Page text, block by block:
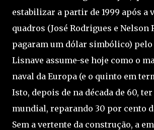
estabilizar a partir de 1999 após a
quadros (José Rodrigues e Nelson
pagaram um dólar simbólico)
Lisnave assume-se hoje como o
naval da Europa (e o quinto em
Isto, depois de na década de 60,
mundial, reparando 30 por cento
Sem a vertente da construção, a